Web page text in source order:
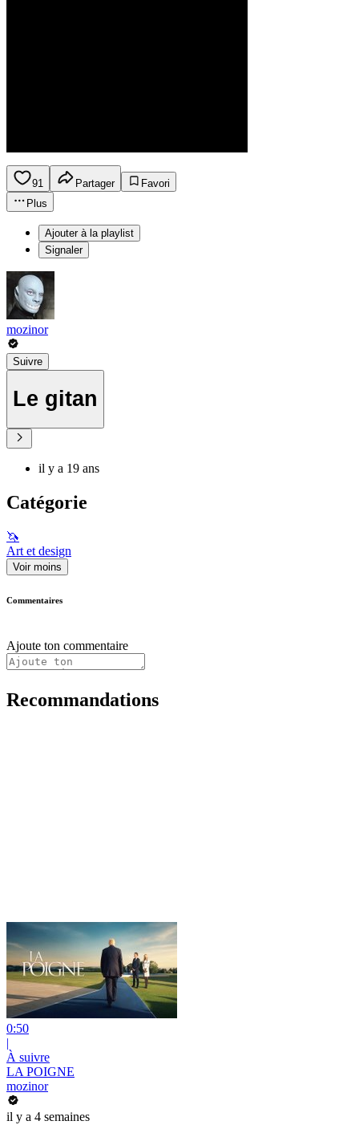
91 Partager
Favori
Plus
Ajouter à la playlist
Signaler
mozinor
Suivre
Le gitan
il y a 19 ans
Catégorie
🦄
Art et design
Voir moins
Commentaires
Ajoute ton commentaire
Recommandations
0:50
|
À suivre
LA POIGNE
mozinor
il y a 4 semaines